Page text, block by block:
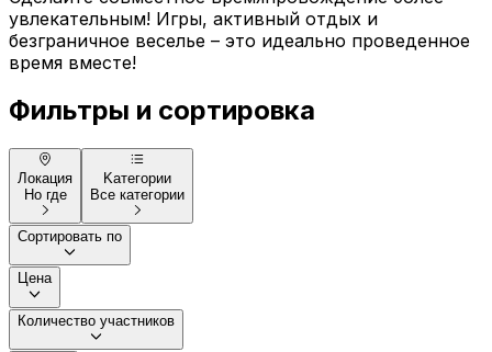
увлекательным! Игры, активный отдых и
безграничное веселье – это идеально проведенное
время вместе!
Фильтры и сортировка
Локация
Но где
Kатегории
Все категории
Сортировать по
Цена
Количество участников